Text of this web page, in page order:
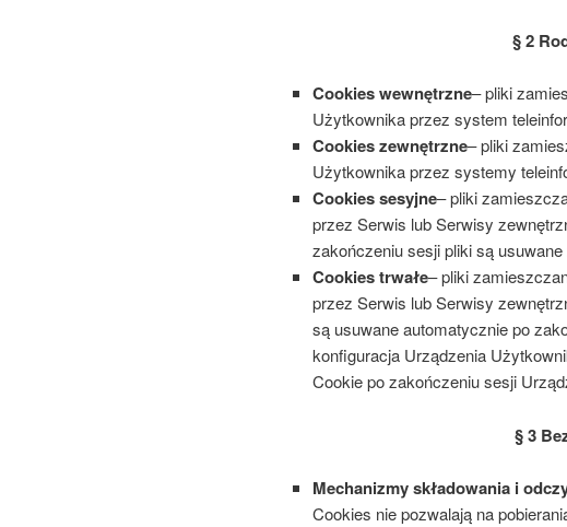
§ 2
Cookies wewnętrzne– pliki
Użytkownika przez system
Cookies zewnętrzne– pliki
Użytkownika przez systemy
Cookies sesyjne– pliki
przez Serwis lub Serwisy
zakończeniu sesji pliki są
Cookies trwałe– pliki
przez Serwis lub Serwisy
są usuwane automatycznie po
konfiguracja Urządzenia
Cookie po zakończeniu sesji
§ 3
Mechanizmy składowania i
Cookies nie pozwalają na